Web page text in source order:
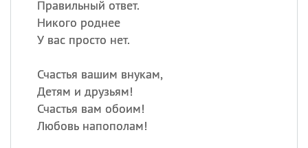
Правильный ответ.
Никого роднее
У вас просто нет.
Счастья вашим внукам,
Детям и друзьям!
Счастья вам обоим!
Любовь напополам!